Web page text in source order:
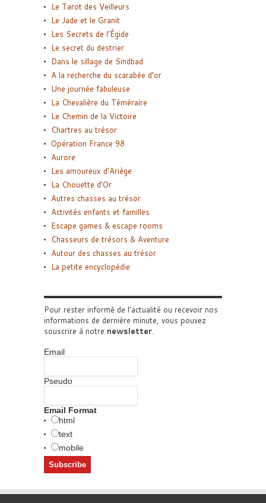
Le Tarot des Veilleurs
Le Jade et le Granit
Les Secrets de l’Égide
Le secret du destrier
Dans le sillage de Sindbad
A la recherche du scarabée d’or
Une journée fabuleuse
La Chevalière du Téméraire
Le Chemin de la Victoire
Chartres au trésor
Opération France 98
Aurore
Les amoureux d’Ariège
La Chouette d’Or
Autres chasses au trésor
Activités enfants et familles
Escape games & escape rooms
Chasseurs de trésors & Aventure
Autour des chasses au trésor
La petite encyclopédie
Pour rester informé de l'actualité ou recevoir nos
informations de dernière minute, vous pouvez
souscrire à notre newsletter.
Email
Pseudo
Email Format
html
text
mobile